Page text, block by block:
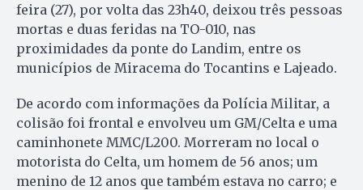
feira (27), por volta das 23h40, deixou três pessoas
mortas e duas feridas na TO-010, nas
proximidades da ponte do Landim, entre os
municípios de Miracema do Tocantins e Lajeado.
De acordo com informações da Polícia Militar, a
colisão foi frontal e envolveu um GM/Celta e uma
caminhonete MMC/L200. Morreram no local o
motorista do Celta, um homem de 56 anos; um
menino de 12 anos que também estava no carro; e